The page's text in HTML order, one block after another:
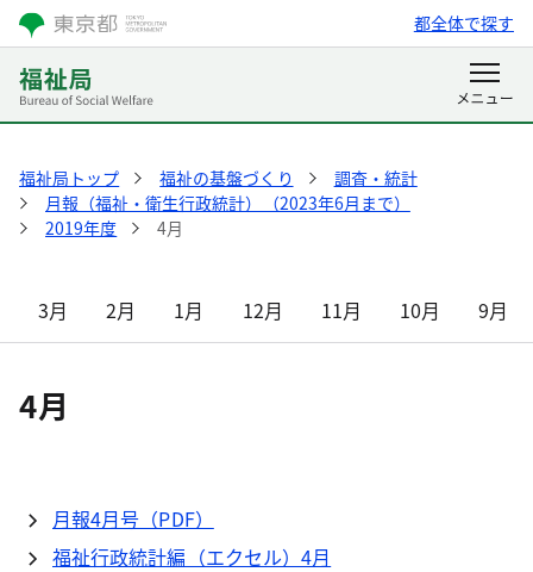
都全体で探す
福祉局トップ 福祉の基盤づくり
調査・統計
月報（福祉・衛生行政統計）（2023年6月まで）
2019年度
4月
3月 2月 1月 12月 11月 10月 9月
4月
月報4月号（PDF）
福祉行政統計編（エクセル）4月